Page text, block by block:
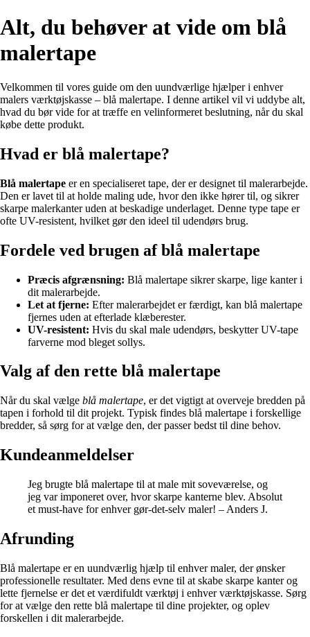
Alt, du behøver at vide om blå
malertape
Velkommen til vores guide om den uundværlige hjælper i enhver
malers værktøjskasse – blå malertape. I denne artikel vil vi uddybe alt,
hvad du bør vide for at træffe en velinformeret beslutning, når du skal
købe dette produkt.
Hvad er blå malertape?
Blå malertape er en specialiseret tape, der er designet til malerarbejde.
Den er lavet til at holde maling ude, hvor den ikke hører til, og sikrer
skarpe malerkanter uden at beskadige underlaget. Denne type tape er
ofte UV-resistent, hvilket gør den ideel til udendørs brug.
Fordele ved brugen af blå malertape
Præcis afgrænsning: Blå malertape sikrer skarpe, lige kanter i
dit malerarbejde.
Let at fjerne: Efter malerarbejdet er færdigt, kan blå malertape
fjernes uden at efterlade klæberester.
UV-resistent: Hvis du skal male udendørs, beskytter UV-tape
farverne mod bleget sollys.
Valg af den rette blå malertape
Når du skal vælge blå malertape, er det vigtigt at overveje bredden på
tapen i forhold til dit projekt. Typisk findes blå malertape i forskellige
bredder, så sørg for at vælge den, der passer bedst til dine behov.
Kundeanmeldelser
Jeg brugte blå malertape til at male mit soveværelse, og
jeg var imponeret over, hvor skarpe kanterne blev. Absolut
et must-have for enhver gør-det-selv maler! – Anders J.
Afrunding
Blå malertape er en uundværlig hjælp til enhver maler, der ønsker
professionelle resultater. Med dens evne til at skabe skarpe kanter og
lette fjernelse er det et værdifuldt værktøj i enhver værktøjskasse. Sørg
for at vælge den rette blå malertape til dine projekter, og oplev
forskellen i dit malerarbejde.